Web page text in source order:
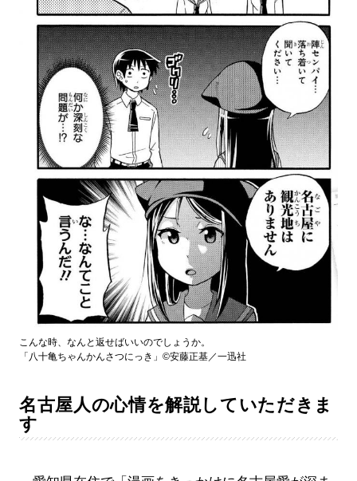
こんな時、なんと返せばいいのでしょうか。
「八十亀ちゃんかんさつにっき」©安藤正基／一迅社
名古屋人の心情を解説していただきま
す